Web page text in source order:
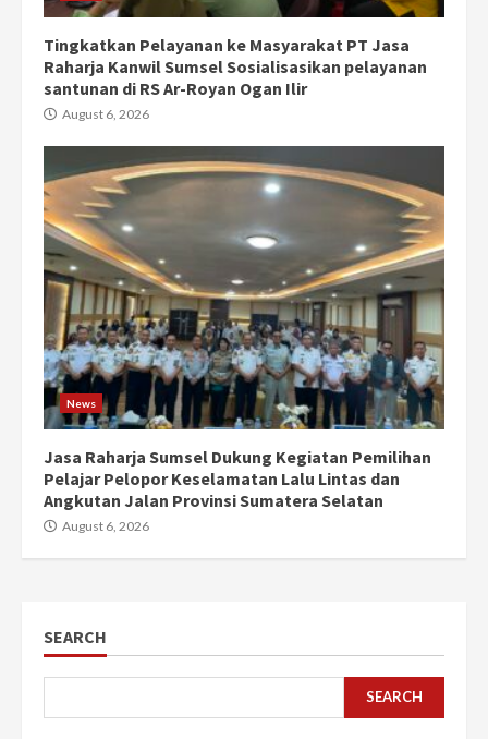
Tingkatkan Pelayanan ke Masyarakat PT Jasa
Raharja Kanwil Sumsel Sosialisasikan pelayanan
santunan di RS Ar-Royan Ogan Ilir
August 6, 2026
News
Jasa Raharja Sumsel Dukung Kegiatan Pemilihan
Pelajar Pelopor Keselamatan Lalu Lintas dan
Angkutan Jalan Provinsi Sumatera Selatan
August 6, 2026
SEARCH
SEARCH